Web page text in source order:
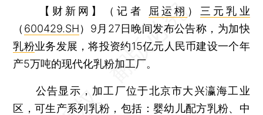
【财新网】（记者 屈运栩 ） 三元乳业
（ 600429.SH）9月27日晚间发布公告称，为加快
乳粉业务发展，将投资约15亿元人民币建设一个年
产5万吨的现代化乳粉加工厂。
公告显示，加工厂位于北京市大兴瀛海工业
区，可生产系列乳粉，包括：婴幼儿配方乳粉、中